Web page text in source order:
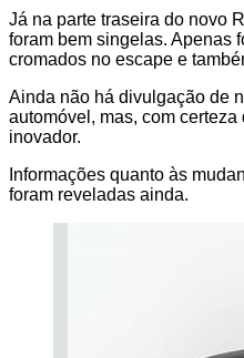
Já na parte traseira do novo
foram bem singelas. Apenas
cromados no escape e
Ainda não há divulgação de
automóvel, mas, com
inovador.
Informações quanto às
foram reveladas ainda.